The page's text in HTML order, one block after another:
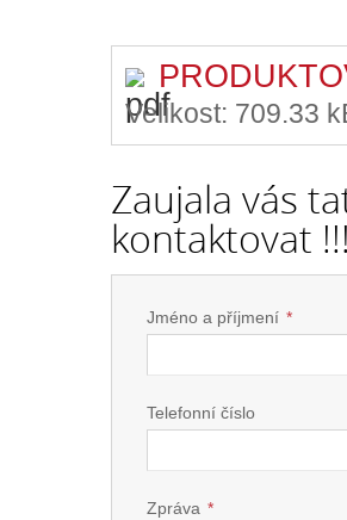
Velikost: 709.33
Zaujala vás
kontaktovat
Jméno a příjmení *
Telefonní číslo
Zpráva *